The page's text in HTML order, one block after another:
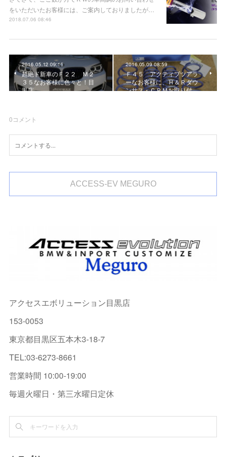
をいただいたお客様には、ご案内しておりましたが…
2018.07.06 08:46
2016.05.12 09:16
超絶ド新車のＦ２２ Ｍ２
３５なお客様に色々と！目
黒店
2016.05.09 08:59
Ｆ４５ アクティブツアラ
ーなお客様に、Ｈ＆Ｒダウ
ンサス・ＣＰＭお取り付…
0コメント
ACCESS-EV MEGURO
アクセスエボリューション目黒店
153-0053
東京都目黒区五本木3-18-7
TEL:03-6273-8661
営業時間 10:00-19:00
毎週火曜日・第三水曜日定休